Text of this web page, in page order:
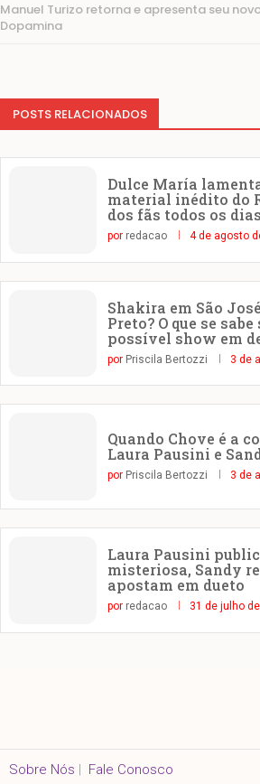
Manuel Turizo retorna e apresenta seu
Dopamina
POSTS RELACIONADOS
Dulce María
material inédito do
dos fãs todos os
por redacao 4 de agosto
Shakira em São
Preto? O que se sabe
possível show em
por Priscila Bertozzi 3 de
Quando Chove é a
Laura Pausini e
por Priscila Bertozzi 3 de
Laura Pausini
misteriosa, Sandy
apostam em dueto
por redacao 31 de julho
Sobre Nós | Fale Conosco